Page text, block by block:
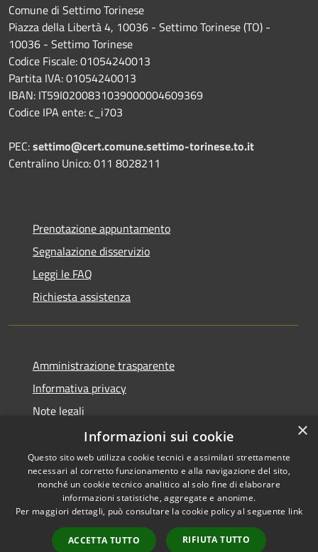
Comune di Settimo Torinese
Piazza della Libertà 4, 10036 - Settimo Torinese (TO) -
10036 - Settimo Torinese
Codice Fiscale: 01054240013
Partita IVA: 01054240013
IBAN: IT59I0200831039000004609369
Codice IPA ente: c_i703
PEC:settimo@cert.comune.settimo-torinese.to.it
Centralino Unico: 011 8028211
Prenotazione appuntamento
Segnalazione disservizio
Leggi le FAQ
Richiesta assistenza
Amministrazione trasparente
Informativa privacy
Note legali
Dichiarazione di accessibilità
RSS
Accessibilità
Copyright © 2026 • Città di
Municipium•
Accesso
×
Informazioni sui cookie
Questo sito web utilizza cookie tecnici e assimilati strettamente
necessari al corretto funzionamento e alla navigazione del sito,
nonché un cookie tecnico analitico al solo fine di elaborare
informazioni statistiche, aggregate e anonime.
Per maggiori dettagli, può consultare la cookie policy al seguente link
ACCETTA TUTTO RIFIUTA TUTTO